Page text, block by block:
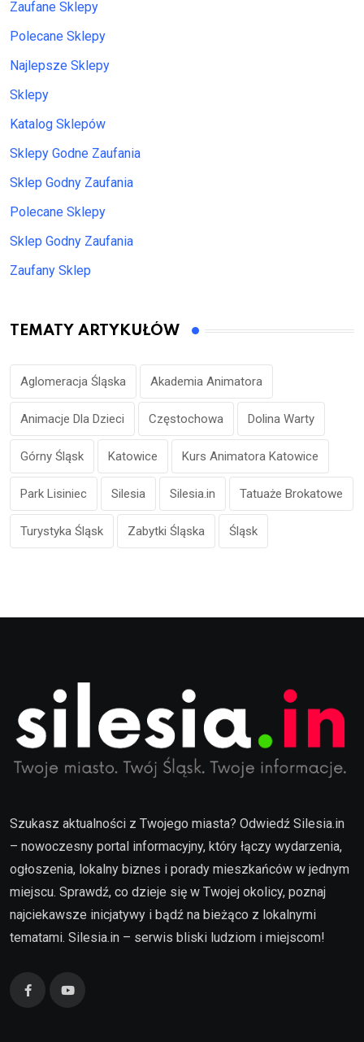
Zaufane Sklepy
Polecane Sklepy
Najlepsze Sklepy
Sklepy
Katalog Sklepów
Sklepy Godne Zaufania
Sklep Godny Zaufania
Polecane Sklepy
Sklep Godny Zaufania
Zaufany Sklep
TEMATY ARTYKUŁÓW
Aglomeracja Śląska Akademia Animatora
Animacje Dla Dzieci Częstochowa Dolina Warty
Górny Śląsk Katowice Kurs Animatora Katowice
Park Lisiniec Silesia Silesia.in Tatuaże Brokatowe
Turystyka Śląsk Zabytki Śląska Śląsk
Szukasz aktualności z Twojego miasta? Odwiedź Silesia.in
– nowoczesny portal informacyjny, który łączy wydarzenia,
ogłoszenia, lokalny biznes i porady mieszkańców w jednym
miejscu. Sprawdź, co dzieje się w Twojej okolicy, poznaj
najciekawsze inicjatywy i bądź na bieżąco z lokalnymi
tematami. Silesia.in – serwis bliski ludziom i miejscom!